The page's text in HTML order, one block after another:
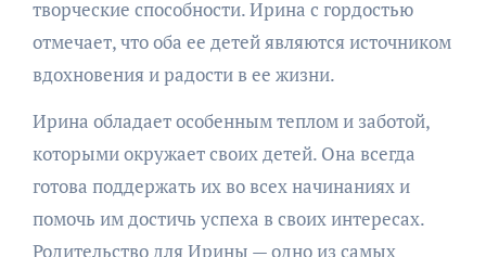
творческие способности. Ирина с гордостью
отмечает, что оба ее детей являются источником
вдохновения и радости в ее жизни.
Ирина обладает особенным теплом и заботой,
которыми окружает своих детей. Она всегда
готова поддержать их во всех начинаниях и
помочь им достичь успеха в своих интересах.
Родительство для Ирины — одно из самых